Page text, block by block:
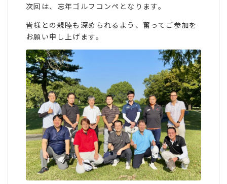
次回は、忘年ゴルフコンペとなります。
皆様との親睦も深められるよう、奮ってご参加を
お願い申し上げます。